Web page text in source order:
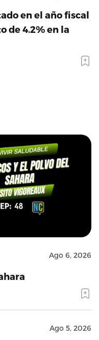
en el año fiscal
de 4.2% en la
Ago 6, 2026
Ago 5, 2026